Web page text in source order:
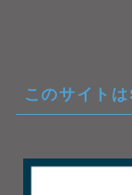
このサイト